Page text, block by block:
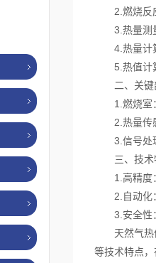
2.燃烧反应
3.热量测量
4.热量计算
5.热值计算
二、关键
1.燃烧室：
2.热量传感
3.信号处理
三、技术
1.高精度：
2.自动化：
3.安全性：
天然气热值
等技术特点